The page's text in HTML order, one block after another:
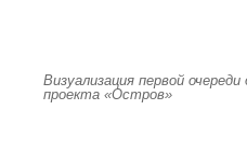
Визуализация первой
проекта «Остров»